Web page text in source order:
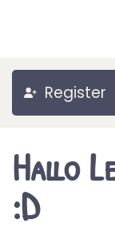
Register
Hallo
:D